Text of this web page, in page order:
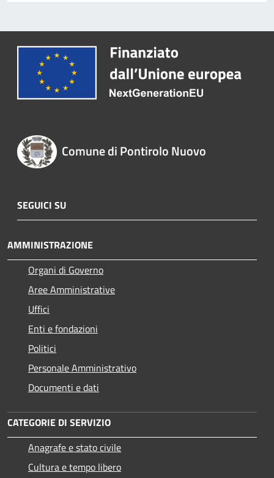
Comune di Pontirolo Nuovo
SEGUICI SU
AMMINISTRAZIONE
Organi di Governo
Aree Amministrative
Uffici
Enti e fondazioni
Politici
Personale Amministrativo
Documenti e dati
CATEGORIE DI SERVIZIO
Anagrafe e stato civile
Cultura e tempo libero